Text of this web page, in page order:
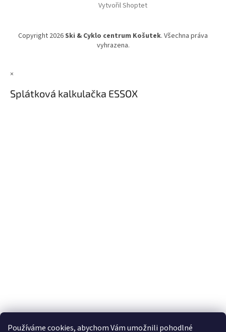
Používáme cookies, abychom Vám umožnili pohodlné
Vytvořil Shoptet
Copyright 2026Ski & Cyklo centrum Košutek. Všechna práva
vyhrazena.
×
Splátková kalkulačka ESSOX